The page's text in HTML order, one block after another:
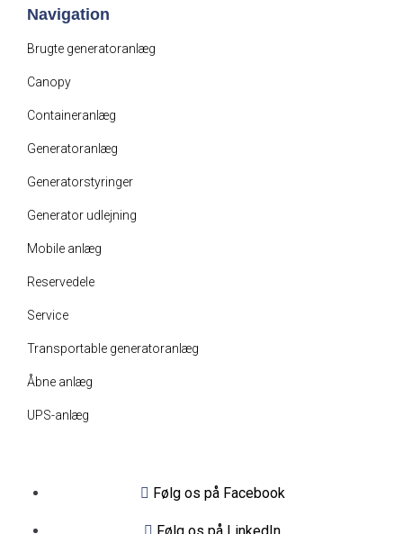
Navigation
Brugte generatoranlæg
Canopy
Containeranlæg
Generatoranlæg
Generatorstyringer
Generator udlejning
Mobile anlæg
Reservedele
Service
Transportable generatoranlæg
Åbne anlæg
UPS-anlæg
Følg os på Facebook